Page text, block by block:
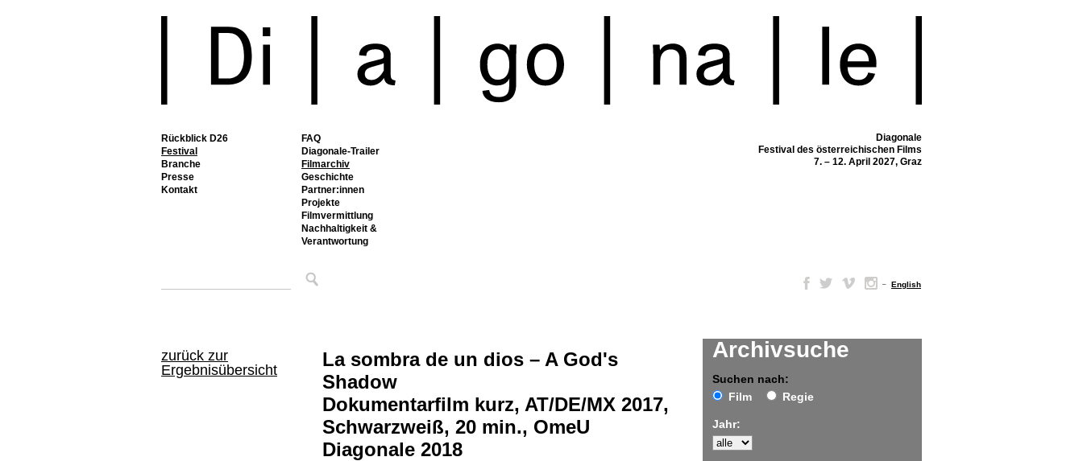
Rückblick D26
Festival
FAQ
Diagonale-Trailer
Filmarchiv
Geschichte
Partner:innen
Projekte
Filmvermittlung
Nachhaltigkeit &
Verantwortung
Branche
Presse
Kontakt
Diagonale
Festival des österreichischen Films
7. – 12. April 2027, Graz
– English
zurück zur
Ergebnisübersicht
Archivsuche
Suchen nach:
Film
Regie
Jahr:
La sombra de un dios – A God's
Shadow
Dokumentarfilm kurz, AT/DE/MX 2017,
Schwarzweiß, 20 min., OmeU
Diagonale 2018